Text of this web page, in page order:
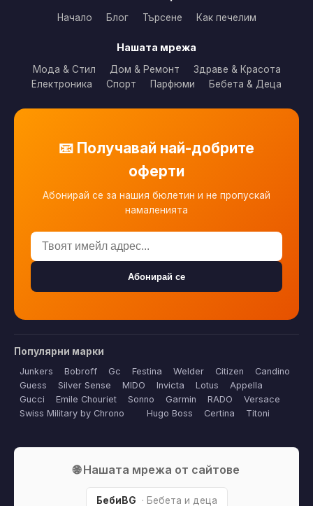
Начало Блог Търсене Как печелим
Нашата мрежа
Мода & Стил Дом & Ремонт
Здраве & Красота
Електроника
Спорт Парфюми Бебета & Деца
📧 Получавай най-добрите
оферти
Абонирай се за нашия бюлетин и не пропускай
намаленията
Абонирай се
Популярни марки
Junkers Bobroff Gc Festina Welder Citizen
Candino
Guess
Silver Sense MIDO Invicta Lotus
Appella
Gucci
Emile Chouriet Sonno Garmin RADO
Versace
Swiss Military by Chrono
Hugo Boss Certina Titoni
🌐 Нашата мрежа от сайтове
БебиBG · Бебета и деца